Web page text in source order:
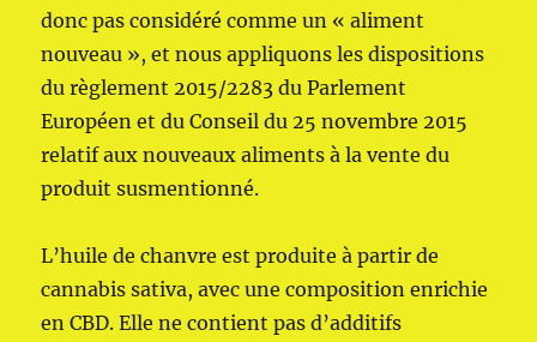
donc pas considéré comme un « aliment
nouveau », et nous appliquons les dispositions
du règlement 2015/2283 du Parlement
Européen et du Conseil du 25 novembre 2015
relatif aux nouveaux aliments à la vente du
produit susmentionné.
L’huile de chanvre est produite à partir de
cannabis sativa, avec une composition enrichie
en CBD. Elle ne contient pas d’additifs